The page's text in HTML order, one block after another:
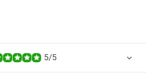
5/5